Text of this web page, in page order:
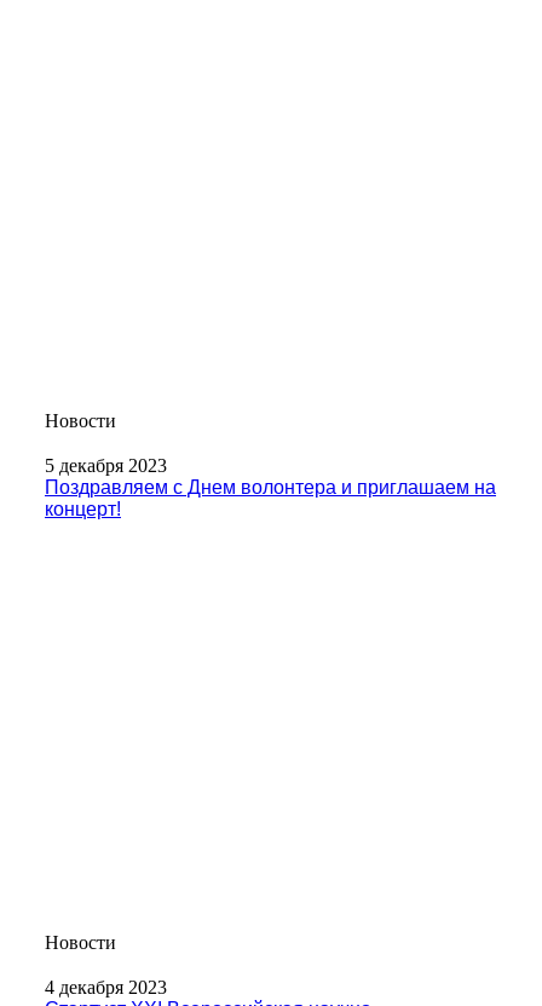
Новости
5 декабря 2023
Поздравляем с Днем волонтера и приглашаем на
концерт!
Новости
4 декабря 2023